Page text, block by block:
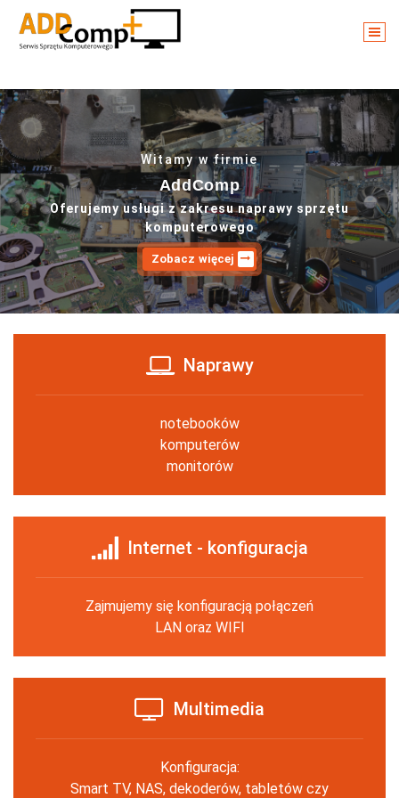
Skip
content
Witamy w firmie
AddComp
Oferujemy usługi z zakresu naprawy sprzętu
komputerowego
Zobacz więcej
Naprawy
notebooków
komputerów
monitorów
Internet - konfiguracja
Zajmujemy się konfiguracją połączeń
LAN oraz WIFI
Multimedia
Konfiguracja:
Smart TV, NAS, dekoderów, tabletów czy